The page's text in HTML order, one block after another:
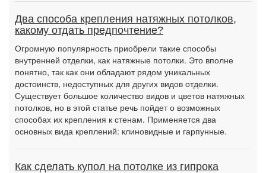
Два способа крепления натяжных потолков,
какому отдать предпочтение?
Огромную популярность приобрели такие способы
внутренней отделки, как натяжные потолки. Это вполне
понятно, так как они обладают рядом уникальных
достоинств, недоступных для других видов отделки.
Существует большое количество видов и цветов натяжных
потолков, но в этой статье речь пойдет о возможных
способах их крепления к стенам. Применяется два
основных вида креплений: клиновидные и гарпунные.
Как сделать купол на потолке из гипрока